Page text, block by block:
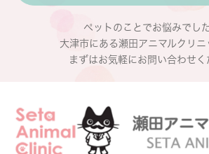
ペットのことでお悩みでした
大津市にある瀬田アニマルクリニ
まずはお気軽にお問い合わせく